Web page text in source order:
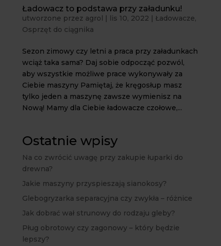
Ładowacz to podstawa przy załadunku!
utworzone przez agrol | lis 10, 2022 | Ładowacze,
Osprzęt do ciągnika
Sezon zimowy czy letni a praca przy załadunkach
wciąż taka sama? Daj sobie odpocząć pozwól,
aby wszystkie możliwe prace wykonywały za
Ciebie maszyny Pamiętaj, że kręgosłup masz
tylko jeden a maszynę zawsze wymienisz na
Nową! Mamy dla Ciebie ładowacze czołowe,...
Ostatnie wpisy
Na co zwrócić uwagę przy zakupie łuparki do
drewna?
Jakie maszyny przyspieszają sianokosy?
Glebogryzarka separacyjna czy zwykła – różnice
Jak dobrać wał strunowy do rodzaju gleby?
Pług obrotowy czy zagonowy – który będzie
lepszy?